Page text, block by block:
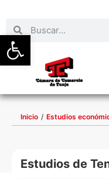
Abrir barra
Inicio / Estudios
Estudios de